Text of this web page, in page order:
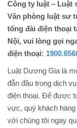
Công ty luật – Luật
Văn phòng luật sư
tổng đài điện thoại
Nội, vui lòng gọi
điện thoại:
Luật Dương Gia là
đẫn đầu trong dịch
điện thoại. Để được
vực, quý khách hàng
với chúng tôi ngay